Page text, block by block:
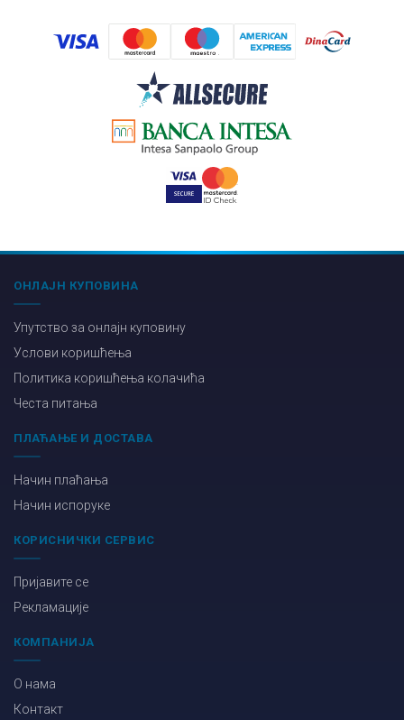
ОНЛАЈН КУПОВИНА
Упутство за онлајн куповину
Услови коришћења
Политика коришћења колачића
Честа питања
ПЛАЋАЊЕ И ДОСТАВА
Начин плаћања
Начин испоруке
КОРИСНИЧКИ СЕРВИС
Пријавите се
Рекламације
КОМПАНИЈА
О нама
Контакт